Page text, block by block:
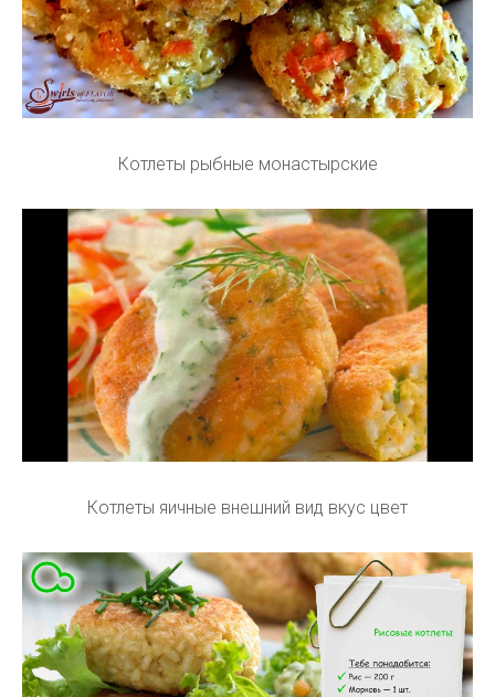
Котлеты рыбные монастырские
Котлеты яичные внешний вид вкус цвет